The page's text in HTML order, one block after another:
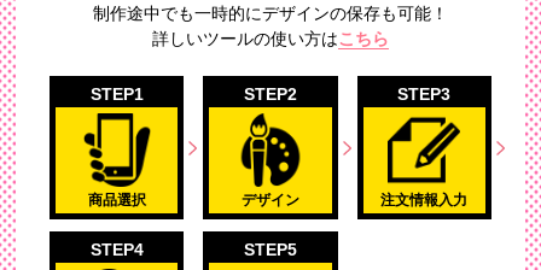
制作途中でも一時的にデザインの保存も可能！
詳しいツールの使い方はこちら
STEP1
商品選択
STEP2
デザイン
STEP3
注文情報入力
STEP4 STEP5